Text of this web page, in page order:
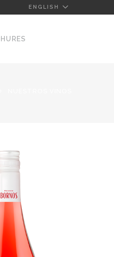
ENGLISH